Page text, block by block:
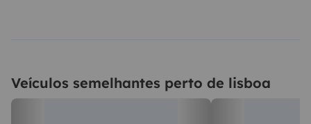
Veículos semelhantes perto de lisboa